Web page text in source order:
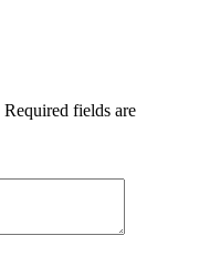
Required fields are